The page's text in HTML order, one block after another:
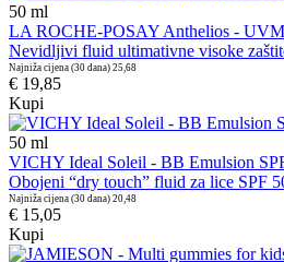
50 ml
LA ROCHE-POSAY Anthelios -
Nevidljivi fluid ultimativne visoke
Najniža cijena (30 dana) 25,68
€ 19,85
Kupi
50 ml
VICHY Ideal Soleil - BB Emulsion
Obojeni “dry touch” fluid za lice SPF
Najniža cijena (30 dana) 20,48
€ 15,05
Kupi